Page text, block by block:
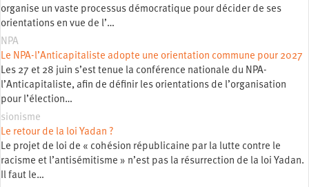
organise un vaste processus démocratique pour décider de ses
orientations en vue de l’…
NPA
Le NPA-l’Anticapitaliste adopte une orientation commune pour 2027
Les 27 et 28 juin s’est tenue la conférence nationale du NPA-
l’Anticapitaliste, afin de définir les orientations de l’organisation
pour l’élection…
sionisme
Le retour de la loi Yadan ?
Le projet de loi de « cohésion républicaine par la lutte contre le
racisme et l’antisémitisme » n’est pas la résurrection de la loi Yadan.
Il faut le…